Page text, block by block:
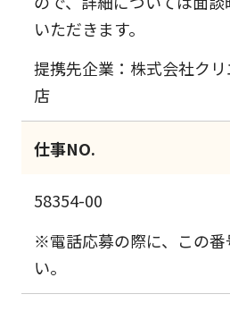
いただきます。
提携先企業：株式会社ク
店
仕事NO.
58354-00
※電話応募の際に、この番
い。